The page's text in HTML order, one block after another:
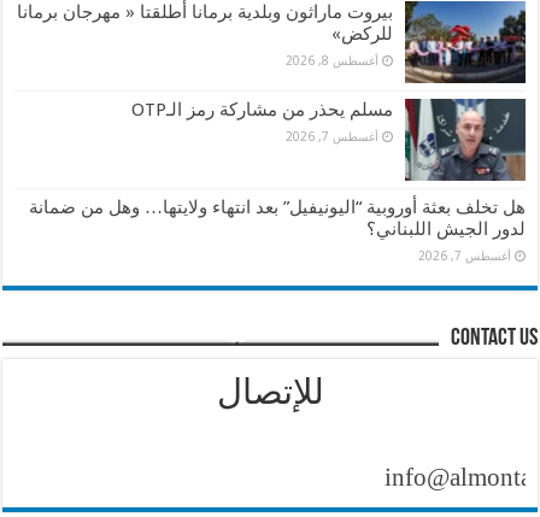
بيروت ماراثون وبلدية برمانا أطلقتا « مهرجان برمانا
للركض»
أغسطس 8, 2026
مسلم يحذر من مشاركة رمز الـOTP
أغسطس 7, 2026
هل تخلف بعثة أوروبية “اليونيفيل” بعد انتهاء ولايتها… وهل من ضمانة
لدور الجيش اللبناني؟
أغسطس 7, 2026
contact us
للإتصال